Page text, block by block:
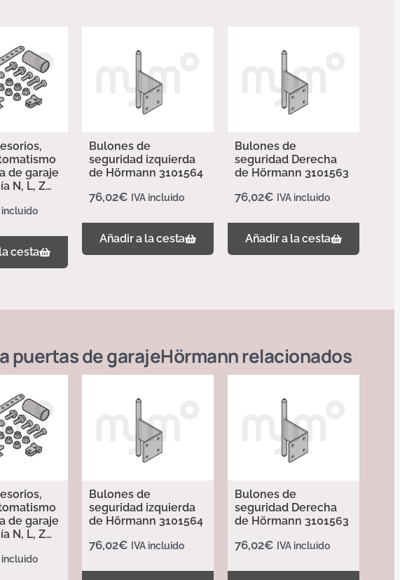
de garaje
N, L, Z
incluido
cesta
Bulones de
seguridad izquierda
de Hörmann 3101564
76,02€ IVA incluido
Añadir a la cesta
Bulones de
seguridad Derecha
de Hörmann 3101563
76,02€ IVA incluido
Añadir a la cesta
puertas de garajeHörmannrelacionados
de garaje
N, L, Z
incluido
Bulones de
seguridad izquierda
de Hörmann 3101564
76,02€ IVA incluido
Bulones de
seguridad Derecha
de Hörmann 3101563
76,02€ IVA incluido